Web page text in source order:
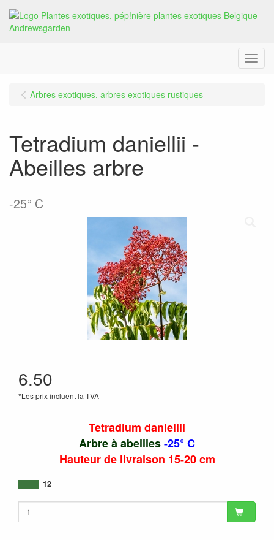
Menu
Arbres exotiques, arbres exotiques rustiques
Tetradium daniellii -
Abeilles arbre
-25° C
6.50
*Les prix incluent la TVA
Tetradium daniellii
Arbre à abeilles-25° C
Hauteur de livraison 15-20 cm
12